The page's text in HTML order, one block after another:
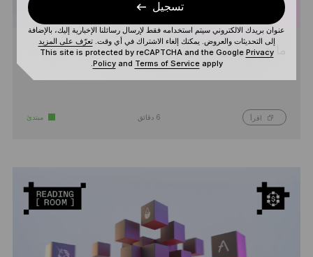
ما هو إقراض الأصول المشفرة؟
اقرأ 6 دقائق مبتدئ
تسجيل
عنوان بريدك الالكتروني سيتم استخدامه فقط لإرسال رسائلنا الإخبارية إليك، بالإضافة
إلى التحديثات والعروض. يمكنك إلغاء الاشتراك في أي وقت.تعرّف على المزيد
This site is protected by reCAPTCHA and the Google Privacy
Policyand Terms of Serviceapply.